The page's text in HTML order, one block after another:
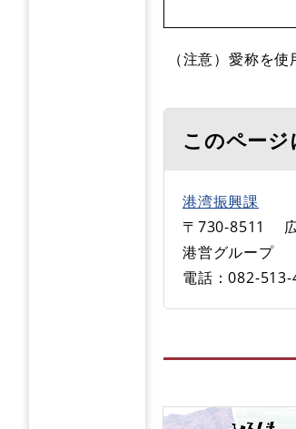
（注意）愛称を
このペー
港湾振興課
〒730-8511
港営グループ
電話：082-